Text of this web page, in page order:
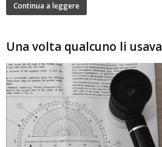
Continua a leggere
Una volta qualcuno li usava